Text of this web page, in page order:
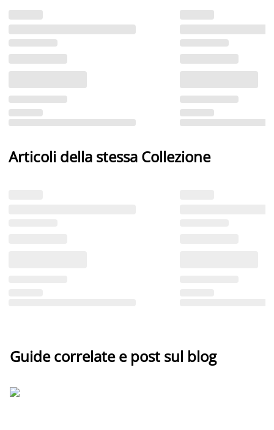
Articoli della stessa Collezione
Guide correlate e post sul blog